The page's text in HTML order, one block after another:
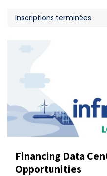
Inscriptions terminées
Financing Data
Opportunities